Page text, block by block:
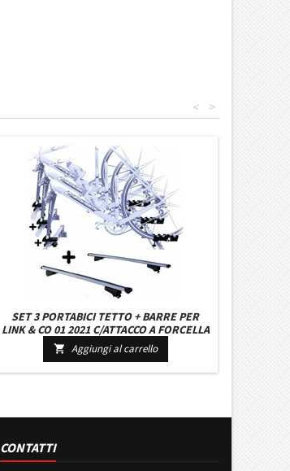
>
<
SET 3 PORTABICI TETTO + BARRE PER
LINK & CO 01 2021 C/ATTACCO A FORCELLA
REGISTRABILI BARRE 127 CM
C/SERRATURA + KIT ATTACCHI
 Aggiungi al carrello
CONTATTI